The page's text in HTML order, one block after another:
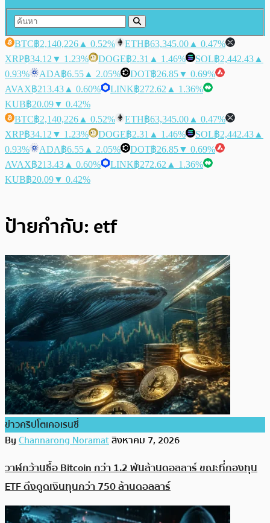
BTC฿2,140,226 ▲ 0.52% ETH฿63,345.00 ▲ 0.47%
XRP฿34.12 ▼ 1.23% DOGE฿2.31 ▲ 1.46% SOL฿2,442.43 ▲
0.93%
ADA฿6.55 ▲ 2.05% DOT฿26.85▼ 0.69%
AVAX฿213.43 ▲ 0.60% LINK฿272.62 ▲ 1.36%
KUB฿20.09▼ 0.42%
BTC฿2,140,226 ▲ 0.52% ETH฿63,345.00 ▲ 0.47%
XRP฿34.12 ▼ 1.23% DOGE฿2.31 ▲ 1.46% SOL฿2,442.43 ▲
0.93%
ADA฿6.55 ▲ 2.05% DOT฿26.85▼ 0.69%
AVAX฿213.43 ▲ 0.60% LINK฿272.62 ▲ 1.36%
KUB฿20.09▼ 0.42%
ป้ายกำกับ: etf
ข่าวคริปโตเคอเรนซี่
ByChannarong Noramatสิงหาคม 7, 2026
วาฬกว้านซื้อ Bitcoin กว่า 1.2 พันล้านดอลลาร์ ขณะที่กองทุน
ETF ดึงดูดเงินทุนกว่า 750 ล้านดอลลาร์